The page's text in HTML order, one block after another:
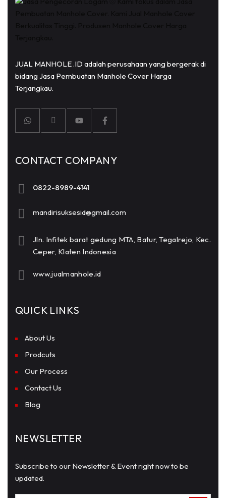
JUAL MANHOLE .ID adalah perusahaan yang bergerak di
bidang Jasa Pembuatan Manhole Cover Harga
Terjangkau.
CONTACT COMPANY
0822-8989-4141
mandirisuksesid@gmail.com
Jln. Infitek barat gedung MTA, Batur, Tegalrejo, Kec.
Ceper, Klaten Indonesia
www.jualmanhole.id
QUICK LINKS
About Us
Prodcuts
Our Process
Contact Us
Blog
NEWSLETTER
Subscribe to our Newsletter & Event right now to be
updated.